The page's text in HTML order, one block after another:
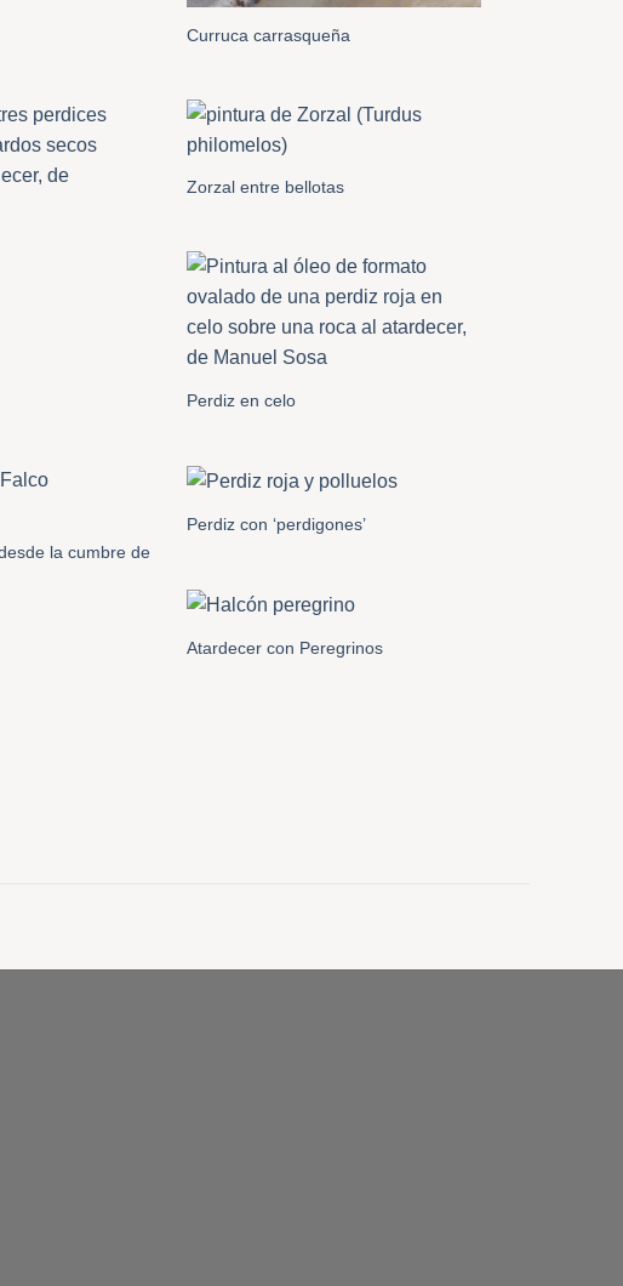
Curruca carrasqueña
Zorzal entre bellotas
Perdiz en celo
la cumbre de
Perdiz con ‘perdigones’
Atardecer con Peregrinos